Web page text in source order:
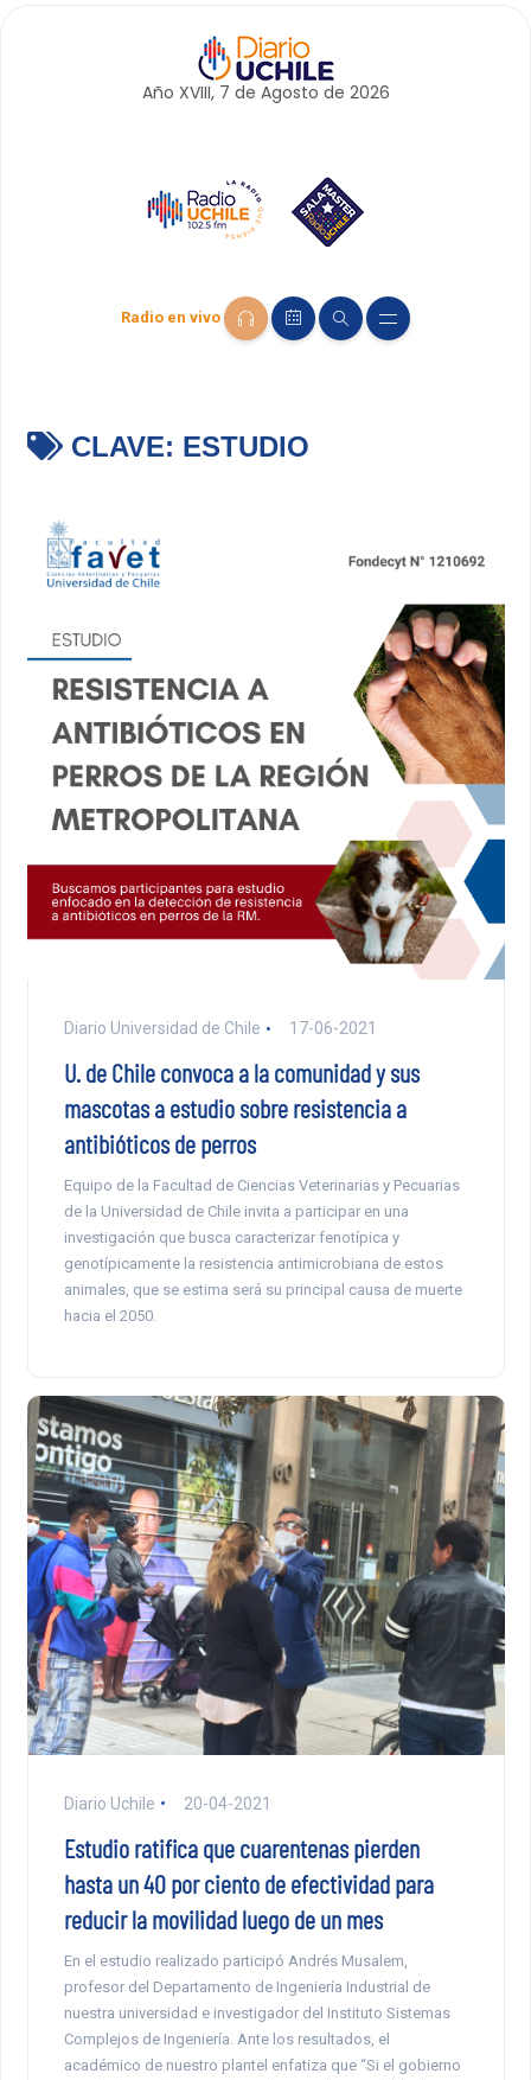
Año XVIII, 7 de Agosto de 2026
Radio en vivo
CLAVE: ESTUDIO
Diario Universidad de Chile 17-06-2021
U. de Chile convoca a la comunidad y sus
mascotas a estudio sobre resistencia a
antibióticos de perros
Equipo de la Facultad de Ciencias Veterinarias y Pecuarias
de la Universidad de Chile invita a participar en una
investigación que busca caracterizar fenotípica y
genotípicamente la resistencia antimicrobiana de estos
animales, que se estima será su principal causa de muerte
hacia el 2050.
Diario Uchile 20-04-2021
Estudio ratifica que cuarentenas pierden
hasta un 40 por ciento de efectividad para
reducir la movilidad luego de un mes
En el estudio realizado participó Andrés Musalem,
profesor del Departamento de Ingeniería Industrial de
nuestra universidad e investigador del Instituto Sistemas
Complejos de Ingeniería. Ante los resultados, el
académico de nuestro plantel enfatiza que “Si el gobierno